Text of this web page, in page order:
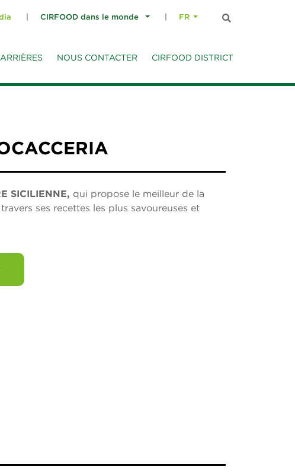
CIRFOOD dans le monde FR
NOUS CONTACTER CIRFOOD DISTRICT
SICILIENNE, qui propose le meilleur de la
ses recettes les plus savoureuses et